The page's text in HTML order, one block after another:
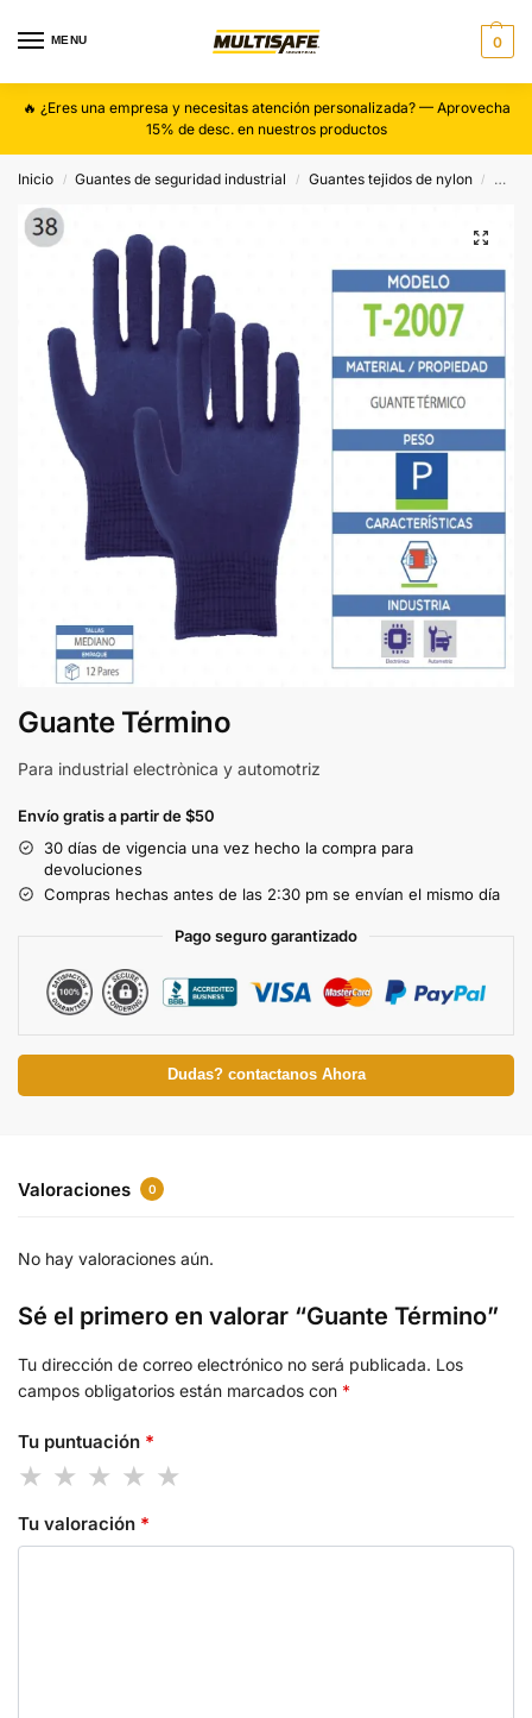
MENU 0
🔥 ¿Eres una empresa y necesitas atención personalizada? — Aprovecha
15% de desc. en nuestros productos
Inicio / Guantes de seguridad industrial / Guantes tejidos de nylon /
Guante Término
Para industrial electrònica y automotriz
Envío gratis a partir de $50
30 días de vigencia una vez hecho la compra para
devoluciones
Compras hechas antes de las 2:30 pm se envían el mismo día
Pago seguro garantizado
Dudas? contactanos Ahora
Valoraciones 0
No hay valoraciones aún.
Sé el primero en valorar “Guante Término”
Tu dirección de correo electrónico no será publicada. Los
campos obligatorios están marcados con *
Tu puntuación *
Tu valoración *